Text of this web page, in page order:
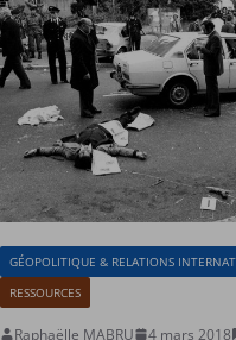
GÉOPOLITIQUE & RELATIONS
RESSOURCES
Raphaëlle MABRU 4 mars 2018